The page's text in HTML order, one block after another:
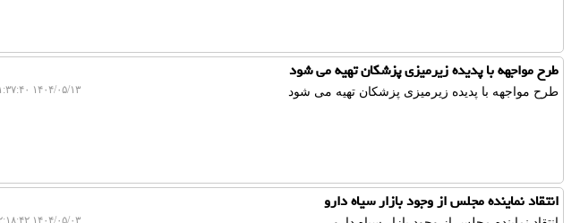
طرح مواجهه با پدیده زیرمیزی پزشکان تهیه می شود
طرح مواجهه با پدیده زیرمیزی پزشکان تهیه می شود ۱۴۰۴/۰۵/۱۳ ۱۱:۳۷:۴۰
انتقاد نماینده مجلس از وجود بازار سیاه دارو